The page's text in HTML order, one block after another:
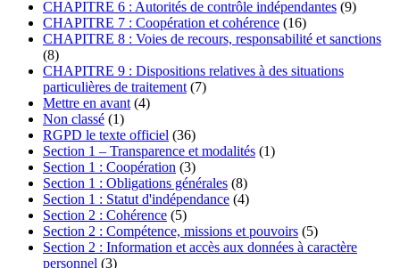
CHAPITRE 6 : Autorités de contrôle indépendantes (9)
CHAPITRE 7 : Coopération et cohérence (16)
CHAPITRE 8 : Voies de recours, responsabilité et sanctions
(8)
CHAPITRE 9 : Dispositions relatives à des situations
particulières de traitement (7)
Mettre en avant (4)
Non classé (1)
RGPD le texte officiel (36)
Section 1 – Transparence et modalités (1)
Section 1 : Coopération (3)
Section 1 : Obligations générales (8)
Section 1 : Statut d'indépendance (4)
Section 2 : Cohérence (5)
Section 2 : Compétence, missions et pouvoirs (5)
Section 2 : Information et accès aux données à caractère
personnel (3)